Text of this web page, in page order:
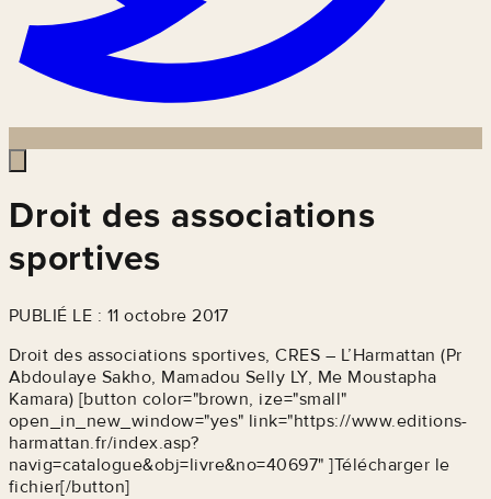
Droit des associations
sportives
PUBLIÉ LE : 11 octobre 2017
Droit des associations sportives, CRES – L’Harmattan (Pr
Abdoulaye Sakho, Mamadou Selly LY, Me Moustapha
Kamara) [button color="brown, ize="small"
open_in_new_window="yes" link="https://www.editions-
harmattan.fr/index.asp?
navig=catalogue&obj=livre&no=40697" ]Télécharger le
fichier[/button]